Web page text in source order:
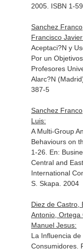
2005. ISBN 1-
Sanchez
Francisco
Aceptaci?N y
Por un
Profesores
Alarc?N
387-5
Sanchez
Luis:
A Multi-Group
Behaviours on
1-26. En:
Central and
International
S. Skapa. 2004
Diez de Castro,
Antonio, Ortega
Manuel Jesus:
La Influencia
Consumidores.